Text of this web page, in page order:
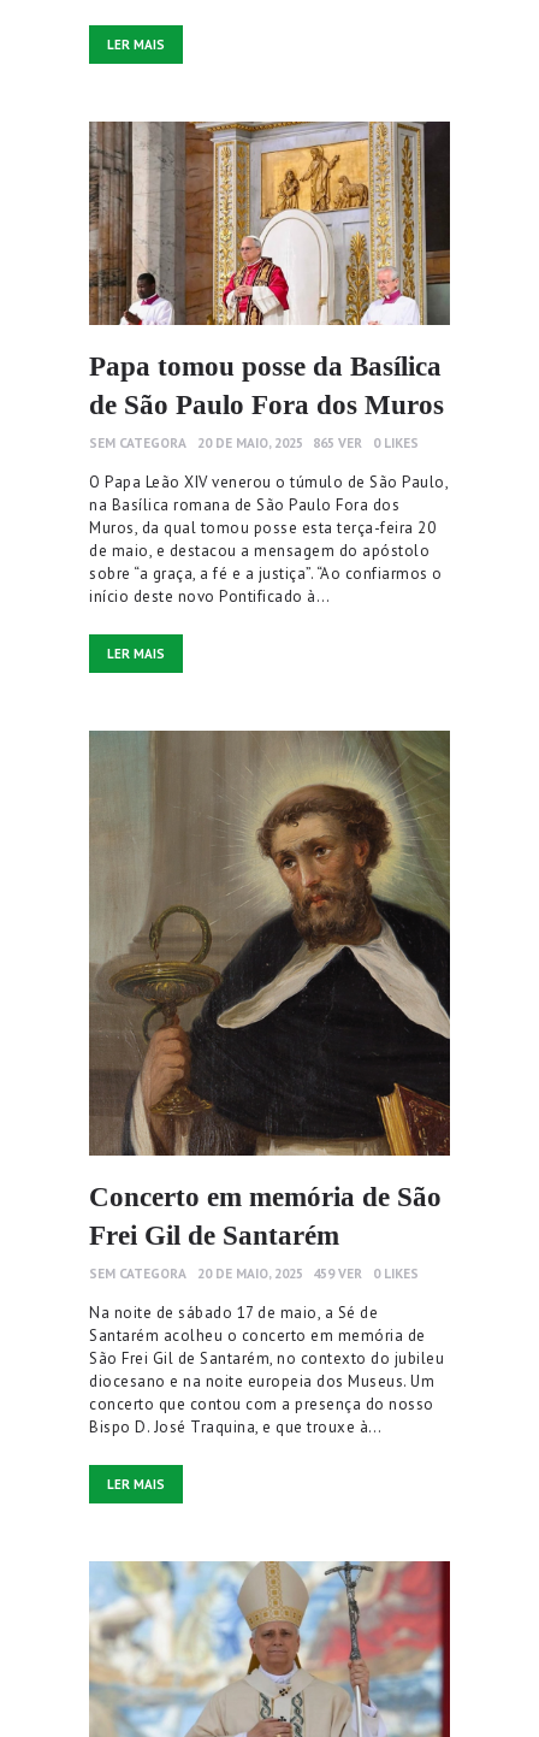
LER MAIS
Papa tomou posse da Basílica
de São Paulo Fora dos Muros
SEM CATEGORA 20 DE MAIO, 2025 865 VER 0 LIKES
O Papa Leão XIV venerou o túmulo de São Paulo,
na Basílica romana de São Paulo Fora dos
Muros, da qual tomou posse esta terça-feira 20
de maio, e destacou a mensagem do apóstolo
sobre “a graça, a fé e a justiça”. “Ao confiarmos o
início deste novo Pontificado à…
LER MAIS
Concerto em memória de São
Frei Gil de Santarém
SEM CATEGORA 20 DE MAIO, 2025 459VER 0 LIKES
Na noite de sábado 17 de maio, a Sé de
Santarém acolheu o concerto em memória de
São Frei Gil de Santarém, no contexto do jubileu
diocesano e na noite europeia dos Museus. Um
concerto que contou com a presença do nosso
Bispo D. José Traquina, e que trouxe à…
LER MAIS